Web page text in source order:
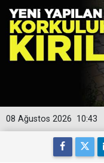
10:43
08 Ağustos 2026